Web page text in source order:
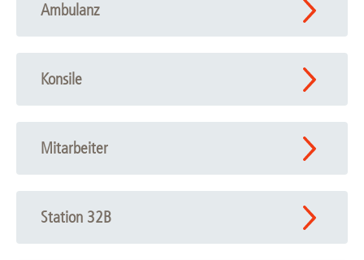
Ambulanz
Konsile
Mitarbeiter
Station 32B